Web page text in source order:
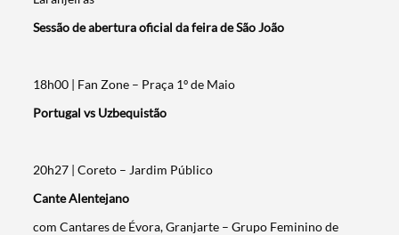
Sessão de abertura oficial da feira de São João
18h00 | Fan Zone – Praça 1º de Maio
Portugal vs Uzbequistão
20h27 | Coreto – Jardim Público
Cante Alentejano
com Cantares de Évora, Granjarte – Grupo Feminino de